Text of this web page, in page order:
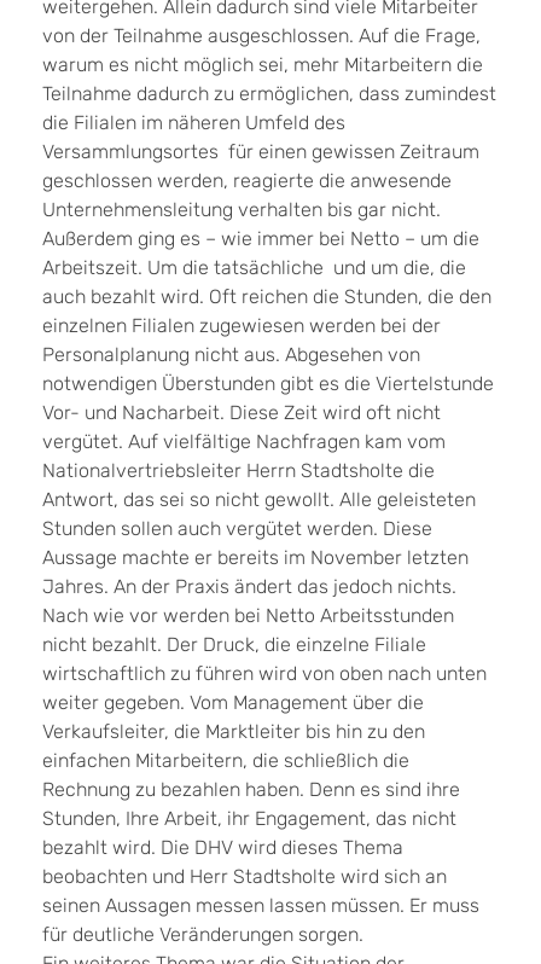
weitergehen. Allein dadurch sind viele Mitarbeiter
von der Teilnahme ausgeschlossen. Auf die Frage,
warum es nicht möglich sei, mehr Mitarbeitern die
Teilnahme dadurch zu ermöglichen, dass zumindest
die Filialen im näheren Umfeld des
Versammlungsortes für einen gewissen Zeitraum
geschlossen werden, reagierte die anwesende
Unternehmensleitung verhalten bis gar nicht.
Außerdem ging es – wie immer bei Netto – um die
Arbeitszeit. Um die tatsächliche und um die, die
auch bezahlt wird. Oft reichen die Stunden, die den
einzelnen Filialen zugewiesen werden bei der
Personalplanung nicht aus. Abgesehen von
notwendigen Überstunden gibt es die Viertelstunde
Vor- und Nacharbeit. Diese Zeit wird oft nicht
vergütet. Auf vielfältige Nachfragen kam vom
Nationalvertriebsleiter Herrn Stadtsholte die
Antwort, das sei so nicht gewollt. Alle geleisteten
Stunden sollen auch vergütet werden. Diese
Aussage machte er bereits im November letzten
Jahres. An der Praxis ändert das jedoch nichts.
Nach wie vor werden bei Netto Arbeitsstunden
nicht bezahlt. Der Druck, die einzelne Filiale
wirtschaftlich zu führen wird von oben nach unten
weiter gegeben. Vom Management über die
Verkaufsleiter, die Marktleiter bis hin zu den
einfachen Mitarbeitern, die schließlich die
Rechnung zu bezahlen haben. Denn es sind ihre
Stunden, Ihre Arbeit, ihr Engagement, das nicht
bezahlt wird. Die DHV wird dieses Thema
beobachten und Herr Stadtsholte wird sich an
seinen Aussagen messen lassen müssen. Er muss
für deutliche Veränderungen sorgen.